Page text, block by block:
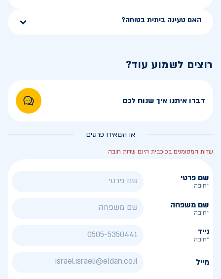
האם טעינה ביתית בטוחה?
רוצים לשמוע עוד?
דברו איתנו איך שנוח לכם
או השאירו פרטים
שדות המסומנים בכוכבית הינם שדות חובה
שם פרטי
*חובה
שם משפחה
*חובה
נייד
*חובה
מייל